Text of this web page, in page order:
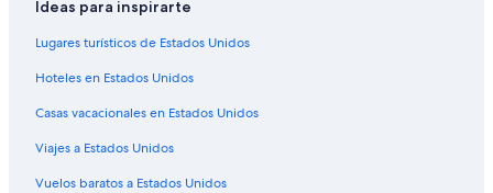
Ideas para inspirarte
Lugares turísticos de Estados Unidos
Hoteles en Estados Unidos
Casas vacacionales en Estados Unidos
Viajes a Estados Unidos
Vuelos baratos a Estados Unidos